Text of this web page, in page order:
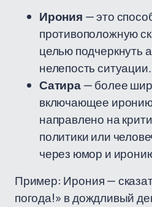
Ирония — это
противоположную
целью подчеркнуть
нелепость ситуации.
Сатира— более
включающее
направлено на
политики или
через юмор и
Пример: Ирония —
погода!» в дождливый